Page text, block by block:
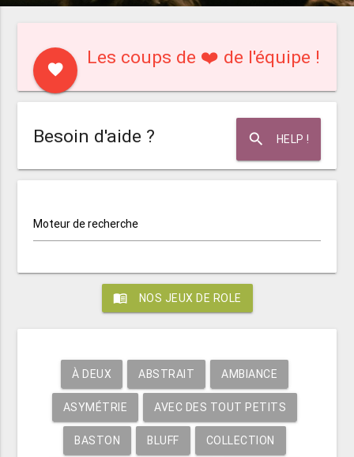
favorite
Les coups de ❤️ de l'équipe !
search HELP !
Besoin d'aide ?
Moteur de recherche
menu_book NOS JEUX DE ROLE
À DEUX ABSTRAIT AMBIANCE
ASYMÉTRIE AVEC DES TOUT PETITS
BASTON BLUFF COLLECTION